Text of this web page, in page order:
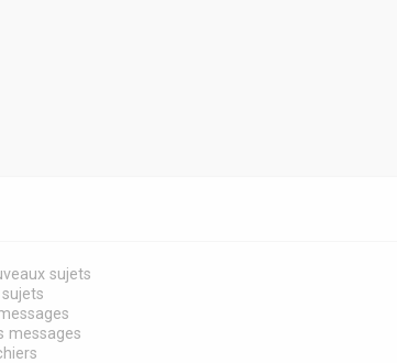
sujets
messages